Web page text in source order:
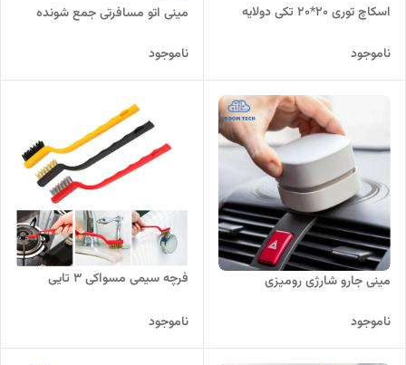
اسکاچ توری 20*20 تکی دولایه
ناموجود
مینی اتو مسافرتی جمع شونده
ناموجود
مینی جارو شارژی رومیزی
ناموجود
فرچه سیمی مسواکی 3 تایی
ناموجود